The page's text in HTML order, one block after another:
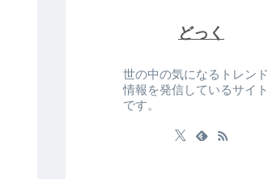
どっく
世の中の気になるトレンド
情報を発信しているサイト
です。